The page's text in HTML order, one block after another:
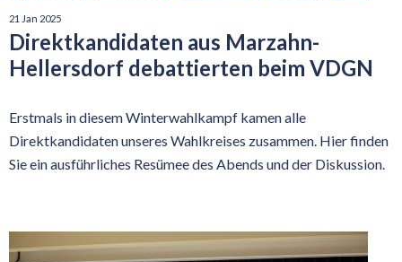
21 Jan 2025
Direktkandidaten aus Marzahn-
Hellersdorf debattierten beim VDGN
Erstmals in diesem Winterwahlkampf kamen alle
Direktkandidaten unseres Wahlkreises zusammen. Hier finden
Sie ein ausführliches Resümee des Abends und der Diskussion.